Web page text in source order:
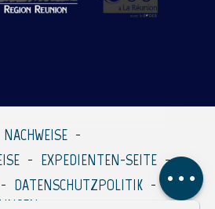
Beschreibung
NACHWEISE
EXPEDIENTEN-SEITE
DATENSCHUTZPOLITIK